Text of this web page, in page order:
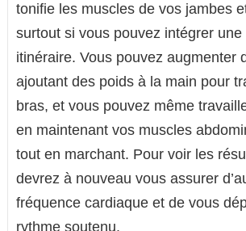
tonifie les muscles de vos jambes
surtout si vous pouvez intégrer
itinéraire. Vous pouvez augmenter
ajoutant des poids à la main pour
bras, et vous pouvez même
en maintenant vos muscles
tout en marchant. Pour voir les
devrez à nouveau vous assurer
fréquence cardiaque et de vous
rythme soutenu.